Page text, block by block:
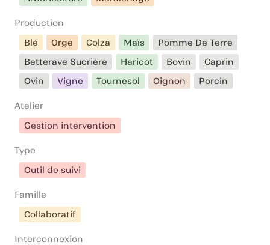
Production
Blé
Orge Colza Maïs
Pomme De Terre
Betterave Sucrière
Haricot Bovin
Caprin
Ovin
Vigne Tournesol Oignon Porcin
Atelier
Gestion intervention
Type
Outil de suivi
Famille
Collaboratif
Interconnexion